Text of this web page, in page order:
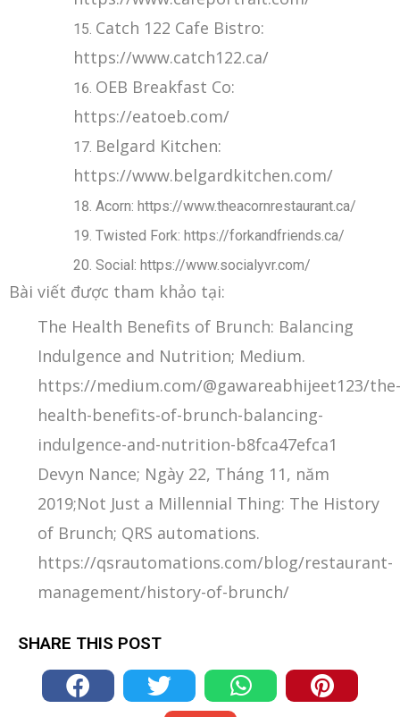
Catch 122 Cafe Bistro:
https://www.catch122.ca/
OEB Breakfast Co:
https://eatoeb.com/
Belgard Kitchen:
https://www.belgardkitchen.com/
Acorn: https://www.theacornrestaurant.ca/
Twisted Fork: https://forkandfriends.ca/
Social: https://www.socialyvr.com/
Bài viết được tham khảo tại:
The Health Benefits of Brunch: Balancing
Indulgence and Nutrition; Medium.
https://medium.com/@gawareabhijeet123/the-
health-benefits-of-brunch-balancing-
indulgence-and-nutrition-b8fca47efca1
Devyn Nance; Ngày 22, Tháng 11, năm
2019;Not Just a Millennial Thing: The History
of Brunch; QRS automations.
https://qsrautomations.com/blog/restaurant-
management/history-of-brunch/
SHARE THIS POST